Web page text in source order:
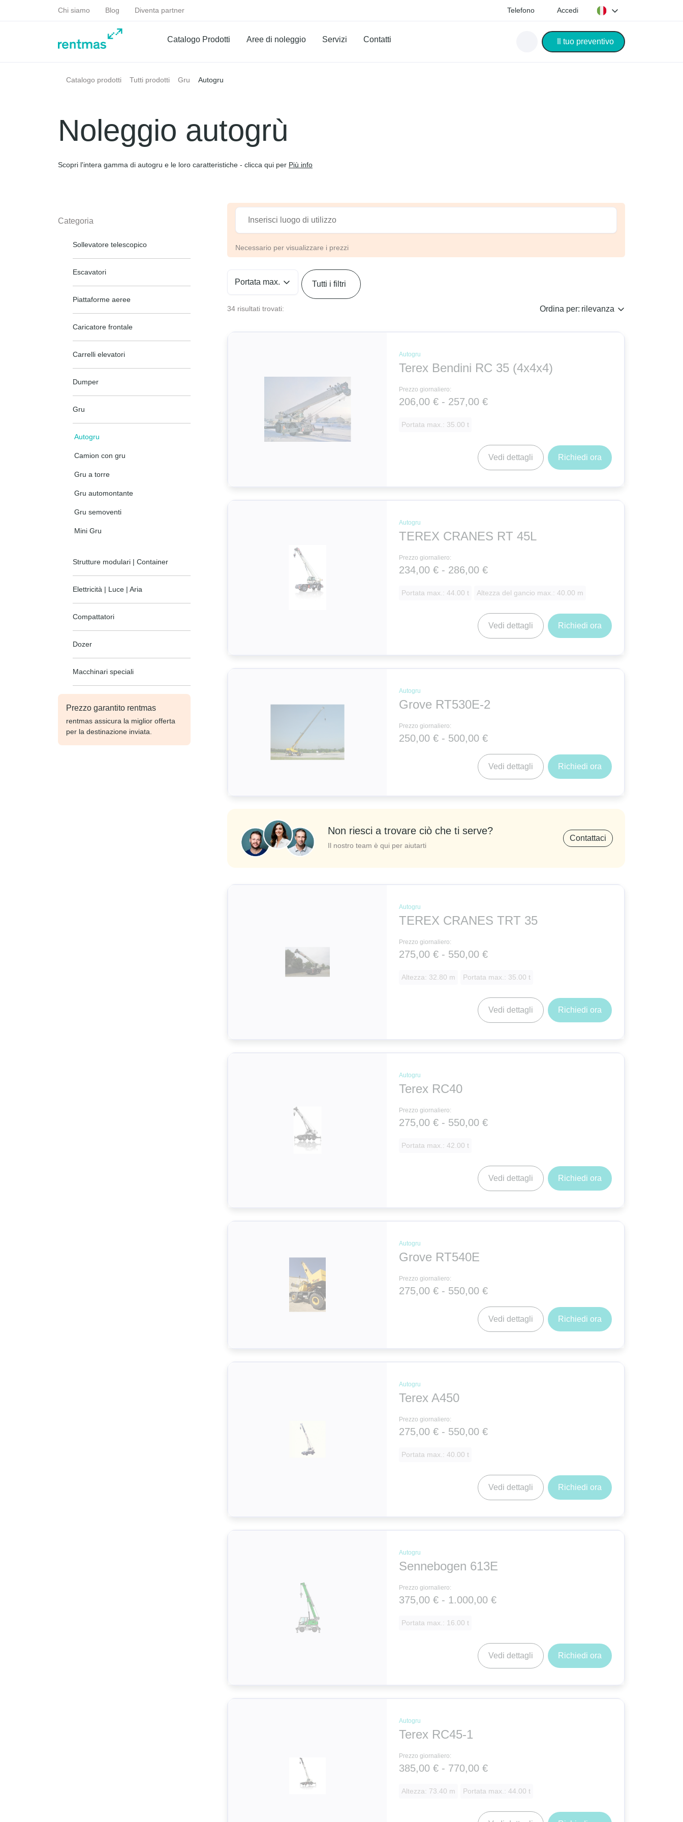
Chi siamo Blog Diventa partner Telefono Accedi
Catalogo Prodotti Aree di noleggio Servizi Contatti Il tuo preventivo
Catalogo prodotti Tutti prodotti Gru Autogru
Noleggio autogrù
Scopri l'intera gamma di autogru e le loro caratteristiche - clicca qui per Più info
Categoria
Sollevatore telescopico
Escavatori
Piattaforme aeree
Caricatore frontale
Carrelli elevatori
Dumper
Gru
Autogru
Camion con gru
Gru a torre
Gru automontante
Gru semoventi
Mini Gru
Strutture modulari | Container
Elettricità | Luce | Aria
Compattatori
Dozer
Macchinari speciali
Prezzo garantito rentmas
rentmas assicura la miglior offerta
per la destinazione inviata.
Necessario per visualizzare i prezzi
Portata max. Tutti i filtri
34 risultati trovati: Ordina per: rilevanza
Autogru
Terex Bendini RC 35 (4x4x4)
Prezzo giornaliero:
206,00 € - 257,00 €
Portata max.: 35.00 t
Vedi dettagli Richiedi ora
Autogru
TEREX CRANES RT 45L
Prezzo giornaliero:
234,00 € - 286,00 €
Portata max.: 44.00 t Altezza del gancio max.: 40.00 m
Vedi dettagli Richiedi ora
Autogru
Grove RT530E-2
Prezzo giornaliero:
250,00 € - 500,00 €
Vedi dettagli Richiedi ora
Non riesci a trovare ciò che ti serve?
Il nostro team è qui per aiutarti
Contattaci
Autogru
TEREX CRANES TRT 35
Prezzo giornaliero:
275,00 € - 550,00 €
Altezza: 32.80 m Portata max.: 35.00 t
Vedi dettagli Richiedi ora
Autogru
Terex RC40
Prezzo giornaliero:
275,00 € - 550,00 €
Portata max.: 42.00 t
Vedi dettagli Richiedi ora
Autogru
Grove RT540E
Prezzo giornaliero:
275,00 € - 550,00 €
Vedi dettagli Richiedi ora
Autogru
Terex A450
Prezzo giornaliero:
275,00 € - 550,00 €
Portata max.: 40.00 t
Vedi dettagli Richiedi ora
Autogru
Sennebogen 613E
Prezzo giornaliero:
375,00 € - 1.000,00 €
Portata max.: 16.00 t
Vedi dettagli Richiedi ora
Autogru
Terex RC45-1
Prezzo giornaliero:
385,00 € - 770,00 €
Altezza: 73.40 m Portata max.: 44.00 t